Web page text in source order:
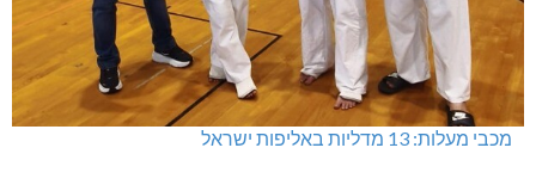
מכבי מעלות: 13 מדליות באליפות ישראל